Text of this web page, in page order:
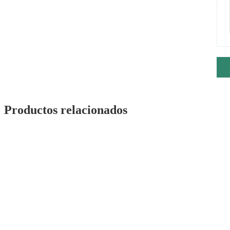
Productos relacionados